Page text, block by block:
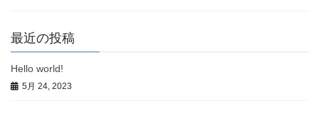
最近の投稿
Hello world!
5月 24, 2023